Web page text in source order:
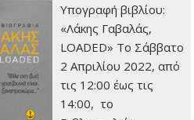
Υπογραφή βιβλίου:
«Λάκης Γαβαλάς,
LOADED» Το Σάββατο
2 Απριλίου 2022, από
τις 12:00 έως τις
14:00, το